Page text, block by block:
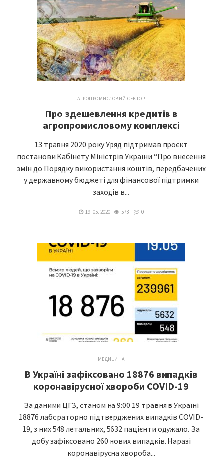
АГРОПРОМИСЛОВИЙ СЕКТОР
Про здешевлення кредитів в
агропромисловому комплексі
13 травня 2020 року Уряд підтримав проєкт
постанови Кабінету Міністрів України “Про внесення
змін до Порядку використання коштів, передбачених
у державному бюджеті для фінансової підтримки
заходів в...
19. 05. 2020 573 0
МЕДИЦИНА
В Україні зафіксовано 18876 випадків
коронавірусної хвороби COVID-19
За даними ЦГЗ, станом на 9:00 19 травня в Україні
18876 лабораторно підтверджених випадків COVID-
19, з них 548 летальних, 5632 пацієнти одужало. За
добу зафіксовано 260 нових випадків. Наразі
коронавірусна хвороба...